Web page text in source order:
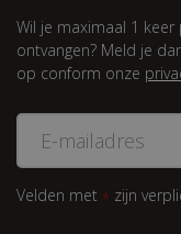
Wil je maximaal 1
ontvangen? Meld je
op conform onze
Velden met * zijn